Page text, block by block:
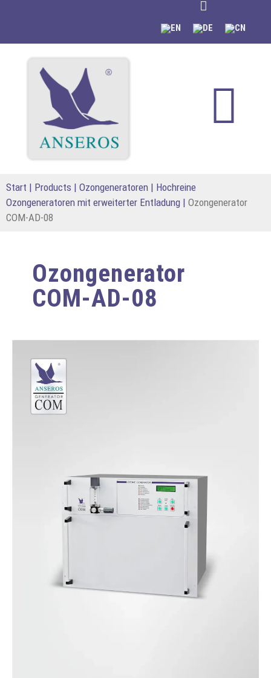
Start | Products | Ozongeneratoren | Hochreine
Ozongeneratoren mit erweiterter Entladung | Ozongenerator
COM-AD-08
Ozongenerator
COM-AD-08